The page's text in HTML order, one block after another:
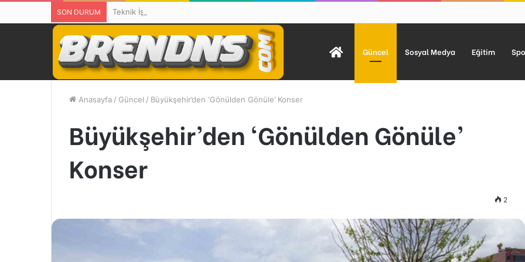
SON DURUM Teknik İşitme Cihazları Malatya’da Hizmete Açıldı! SGK Destekleri ve Açılışa Özel Fırsatlar Dikkat Çekiyor
AnasayfaGüncel Sosyal Medya Eğitim
Anasayfa / Güncel / Büyükşehir’den ‘Gönülden Gönüle’ Konser
Büyükşehir’den ‘Gönülden Gönüle’
Konser
2